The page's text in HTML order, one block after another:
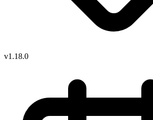
v1.18.0